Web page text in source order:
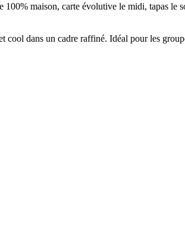
100% maison, carte évolutive le midi, tapas
dans un cadre raffiné. Idéal pour les